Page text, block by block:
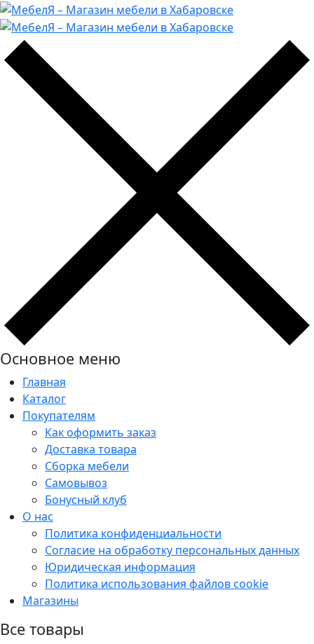
Основное меню
Главная
Каталог
Покупателям
Как оформить заказ
Доставка товара
Сборка мебели
Самовывоз
Бонусный клуб
О нас
Политика конфиденциальности
Согласие на обработку персональных данных
Юридическая информация
Политика использования файлов cookie
Магазины
Все товары